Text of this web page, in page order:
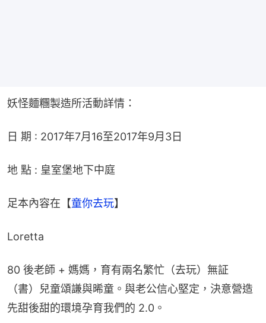
妖怪麵糰製造所活動詳情：
日 期 : 2017年7月16至2017年9月3日
地 點 : 皇室堡地下中庭
足本內容在【童你去玩】
Loretta
80 後老師 + 媽媽，育有兩名繁忙（去玩）無証
（書）兒童頌謙與晞童。與老公信心堅定，決意營造
先甜後甜的環境孕育我們的 2.0。